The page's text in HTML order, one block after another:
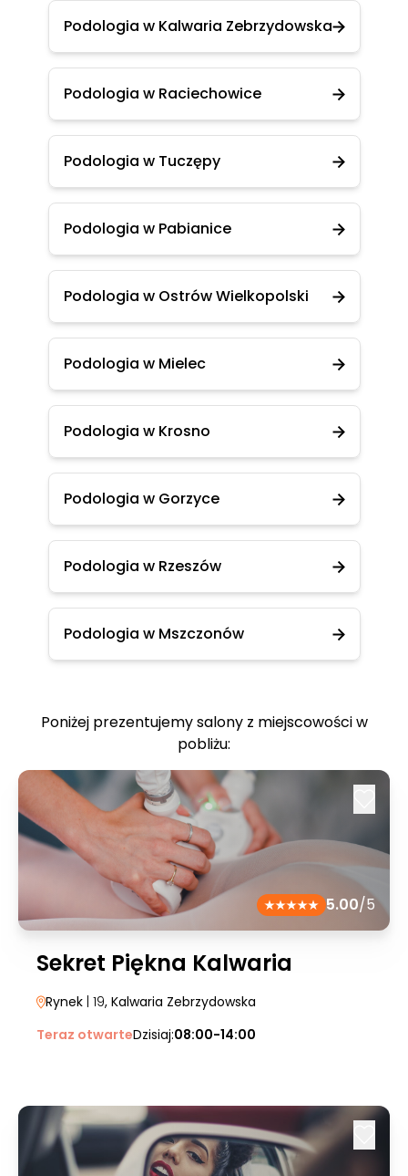
Podologia w Kalwaria Zebrzydowska
Podologia w Raciechowice
Podologia w Tuczępy
Podologia w Pabianice
Podologia w Ostrów Wielkopolski
Podologia w Mielec
Podologia w Krosno
Podologia w Gorzyce
Podologia w Rzeszów
Podologia w Mszczonów
Poniżej prezentujemy salony z miejscowości w
pobliżu:
5.00/5
Sekret Piękna Kalwaria
Rynek | 19, Kalwaria Zebrzydowska
Teraz otwarteDzisiaj:08:00-14:00